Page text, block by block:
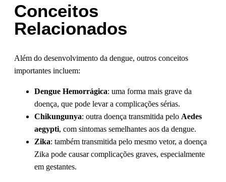
Conceitos
Relacionados
Além do desenvolvimento da dengue, outros conceitos
importantes incluem:
Dengue Hemorrágica: uma forma mais grave da
doença, que pode levar a complicações sérias.
Chikungunya: outra doença transmitida pelo Aedes
aegypti, com sintomas semelhantes aos da dengue.
Zika: também transmitida pelo mesmo vetor, a doença
Zika pode causar complicações graves, especialmente
em gestantes.